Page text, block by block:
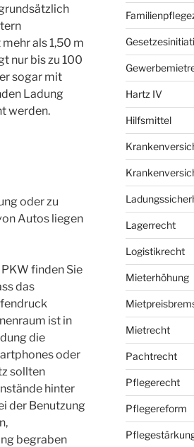
als 1,50 m
nur bis zu 100
sogar mit
Ladung
werden.
oder zu
Autos liegen
finden Sie
das
ist in
die
oder
sollten
hinter
der Benutzung
begraben
Hartz IV
Hilfsmittel
Lagerrecht
Logistikrecht
Mieterhöhung
Mietrecht
Pachtrecht
Pflegerecht
Pflegereform